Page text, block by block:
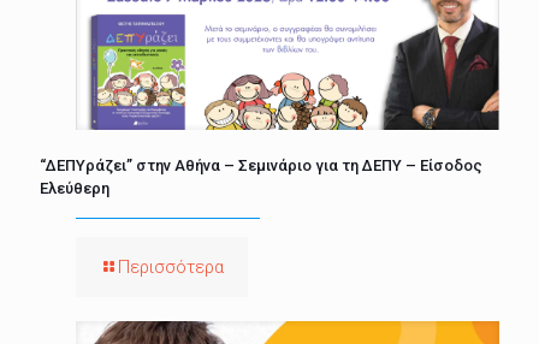
“ΔΕΠΥράζει” στην Αθήνα – Σεμινάριο για τη ΔΕΠΥ – Είσοδος
Ελεύθερη
Περισσότερα